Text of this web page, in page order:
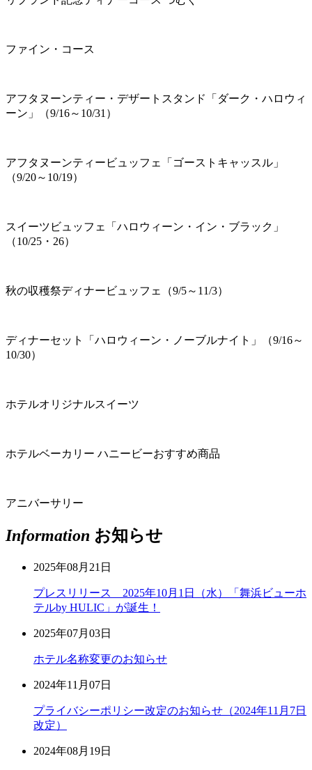
ファイン・コース
アフタヌーンティー・デザートスタンド「ダーク・ハロウィ
ーン」（9/16～10/31）
アフタヌーンティービュッフェ「ゴーストキャッスル」
（9/20～10/19）
スイーツビュッフェ「ハロウィーン・イン・ブラック」
（10/25・26）
秋の収穫祭ディナービュッフェ（9/5～11/3）
ディナーセット「ハロウィーン・ノーブルナイト」（9/16～
10/30）
ホテルオリジナルスイーツ
ホテルベーカリー ハニービーおすすめ商品
アニバーサリー
Information お知らせ
2025年08月21日
プレスリリース 2025年10月1日（水）「舞浜ビューホ
テルby HULIC」が誕生！
2025年07月03日
ホテル名称変更のお知らせ
2024年11月07日
プライバシーポリシー改定のお知らせ（2024年11月7日
改定）
2024年08月19日